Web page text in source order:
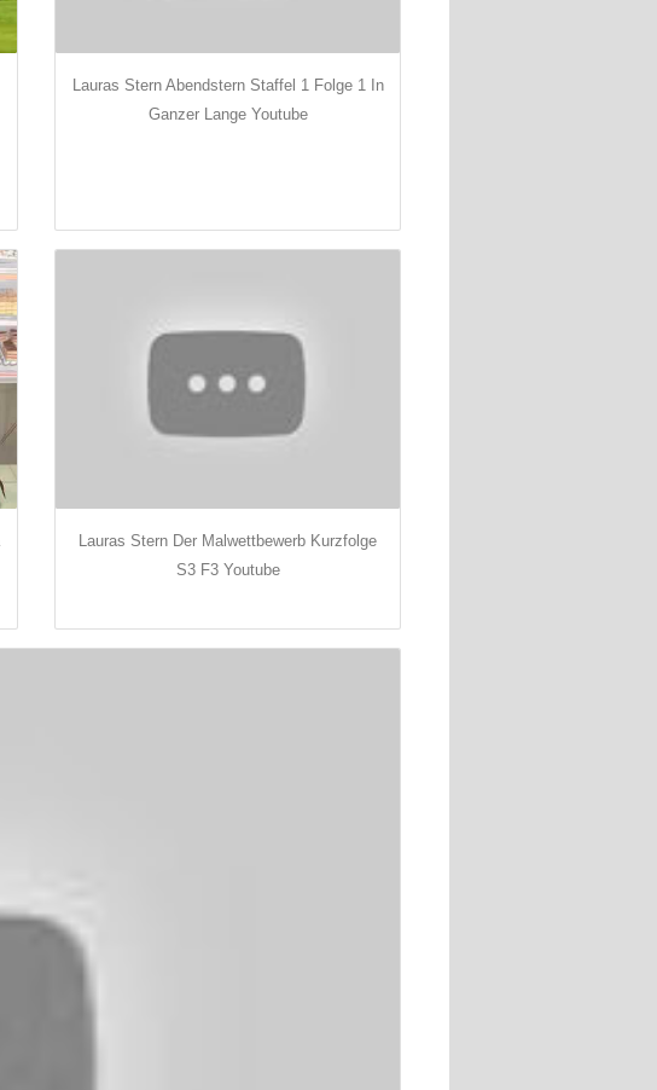
Lauras Stern Abendstern Staffel 1 Folge 1 In
Ganzer Lange Youtube
Lauras Stern Der Malwettbewerb Kurzfolge
S3 F3 Youtube